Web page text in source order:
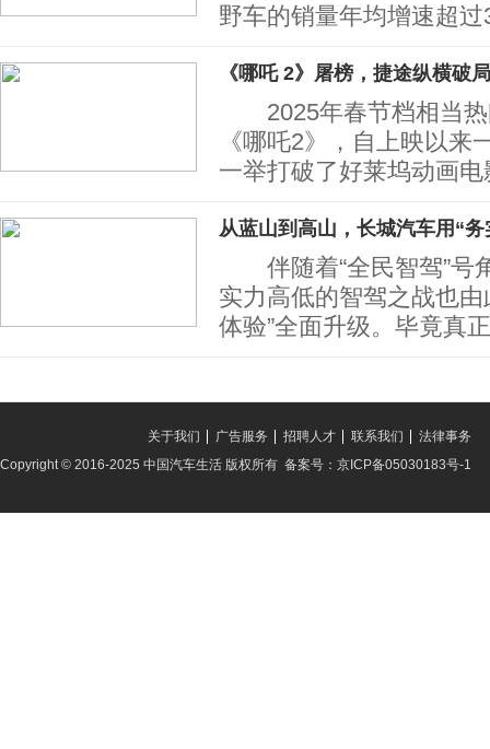
野车的销量年均增速超
《哪吒 2》屠榜，捷途纵横破
2025年春节档相当热
《哪吒2》，自上映以来
一举打破了好莱坞动画
从蓝山到高山，长城汽车用“务
伴随着“全民智驾”号
实力高低的智驾之战也由
体验”全面升级。毕竟真
法律事务
联系我们
招聘人才
广告服务
关于我们
Copyright © 2016-2025 中国汽车生活 版权所有 备案号：京ICP备05030183号-1